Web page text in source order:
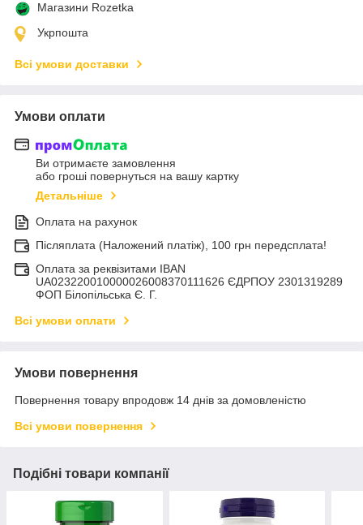
Магазини Rozetka
Укрпошта
Всі умови доставки
Умови оплати
Ви отримаєте замовлення
або гроші повернуться на вашу картку
Детальніше
Оплата на рахунок
Післяплата (Наложений платіж), 100 грн передсплата!
Оплата за реквізитами IBAN
UA023220010000026008370111626 ЄДРПОУ 2301319289
ФОП Білопільська Є. Г.
Всі умови оплати
Умови повернення
Повернення товару впродовж 14 днів за домовленістю
Всі умови повернення
Подібні товари компанії